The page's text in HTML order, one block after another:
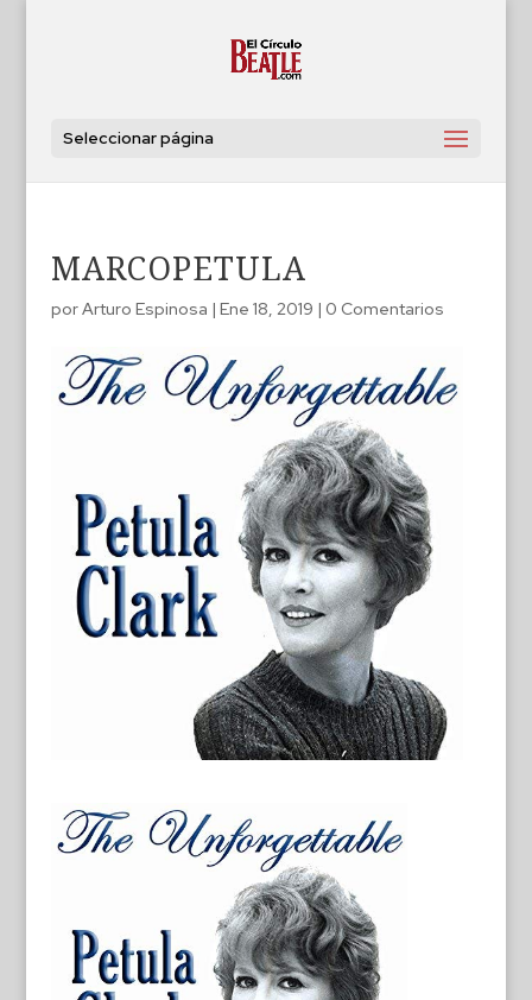
Seleccionar página
MARCOPETULA
porArturo Espinosa | Ene 18, 2019 | 0 Comentarios